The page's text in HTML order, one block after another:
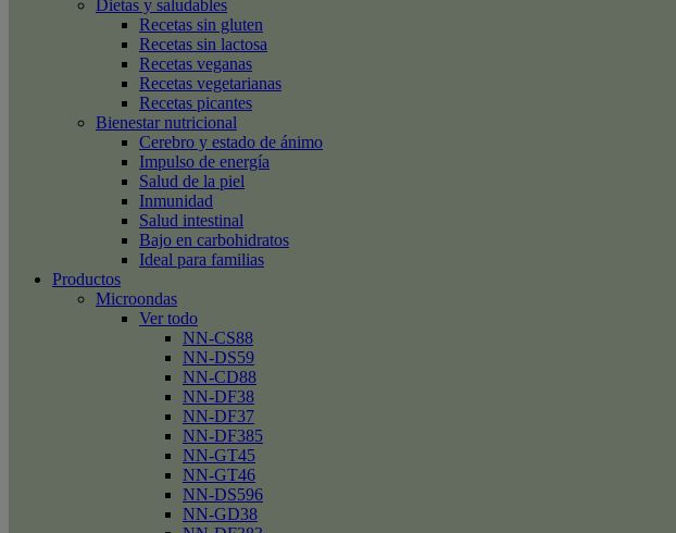
Dietas y saludables
Recetas sin gluten
Recetas sin lactosa
Recetas veganas
Recetas vegetarianas
Recetas picantes
Bienestar nutricional
Cerebro y estado de ánimo
Impulso de energía
Salud de la piel
Inmunidad
Salud intestinal
Bajo en carbohidratos
Ideal para familias
Productos
Microondas
Ver todo
NN-CS88
NN-DS59
NN-CD88
NN-DF38
NN-DF37
NN-DF385
NN-GT45
NN-GT46
NN-DS596
NN-GD38